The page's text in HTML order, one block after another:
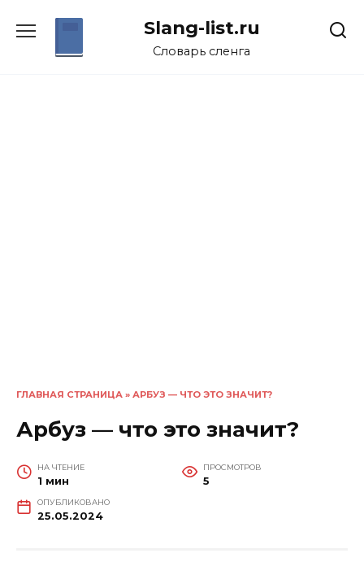
Slang-list.ru
Словарь сленга
ГЛАВНАЯ СТРАНИЦА » АРБУЗ — ЧТО ЭТО ЗНАЧИТ?
Арбуз — что это значит?
НА ЧТЕНИЕ
1 мин
ПРОСМОТРОВ
5
ОПУБЛИКОВАНО
25.05.2024